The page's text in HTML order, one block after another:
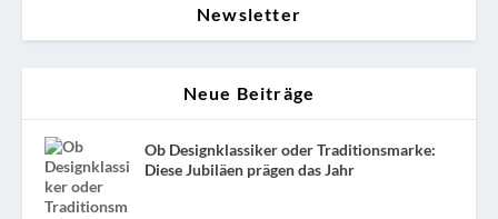
Newsletter
Neue Beiträge
Ob Designklassiker oder Traditionsmarke:
Diese Jubiläen prägen das Jahr